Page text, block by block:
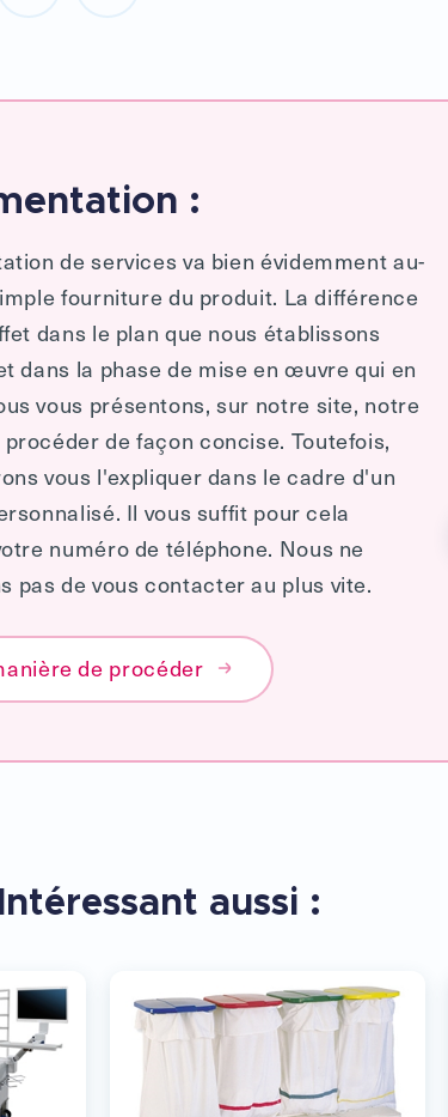
:
de services va bien évidemment au-
fourniture du produit. La différence
dans le plan que nous établissons
dans la phase de mise en œuvre qui en
vous présentons, sur notre site, notre
de façon concise. Toutefois,
vous l'expliquer dans le cadre d'un
Il vous suffit pour cela
numéro de téléphone. Nous ne
pas de vous contacter au plus vite.
de procéder
Intéressant aussi :